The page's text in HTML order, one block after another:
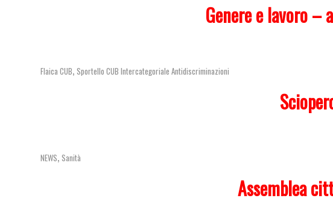
Genere e lavoro –
Flaica CUB, Sportello CUB Intercategoriale Antidiscriminazioni
NEWS, Sanità
Assemblea